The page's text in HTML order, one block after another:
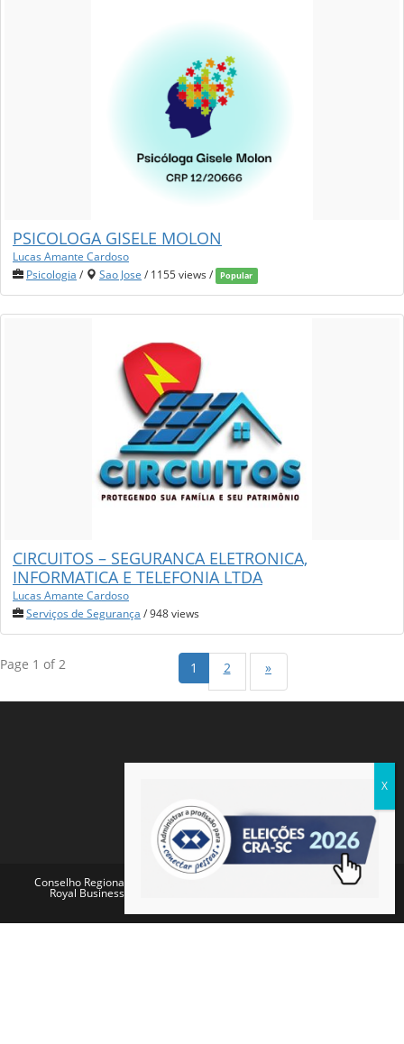
PSICOLOGA GISELE MOLON
Lucas Amante Cardoso
Psicologia / Sao Jose / 1155 views / Popular
CIRCUITOS – SEGURANCA ELETRONICA,
INFORMATICA E TELEFONIA LTDA
Lucas Amante Cardoso
Serviços de Segurança / 948 views
Page 1 of 2 1 2 »
Conselho Regional de Administração de Santa Catarina - Endereço:
Royal Business Center - Av. Pref. Osmar Cunha, 260 - Centro,